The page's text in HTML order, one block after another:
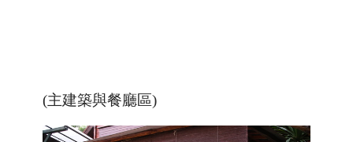
(主建築與餐廳區)